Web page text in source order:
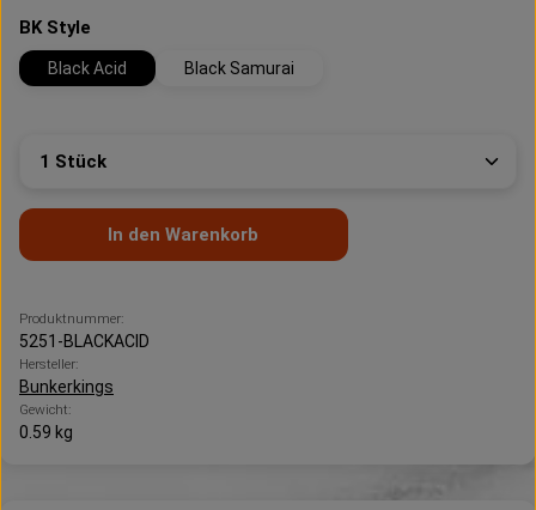
BK Style
Black Acid Black Samurai
Produkt Anzahl: Gib den gewünschten Wert ein
In den Warenkorb
Produktnummer:
5251-BLACKACID
Hersteller:
Bunkerkings
Gewicht:
0.59 kg